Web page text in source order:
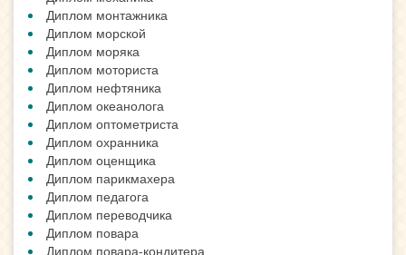
Диплом монтажника
Диплом морской
Диплом моряка
Диплом моториста
Диплом нефтяника
Диплом океанолога
Диплом оптометриста
Диплом охранника
Диплом оценщика
Диплом парикмахера
Диплом педагога
Диплом переводчика
Диплом повара
Диплом повара-кондитера